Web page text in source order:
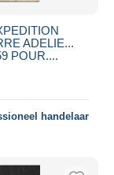
ADELIE...
POUR....
handelaar